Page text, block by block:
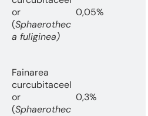
or
(Sphaerothec
a fuliginea)
0,05%
Fainarea
curcubitaceel
or
(Sphaerothec
0,3%